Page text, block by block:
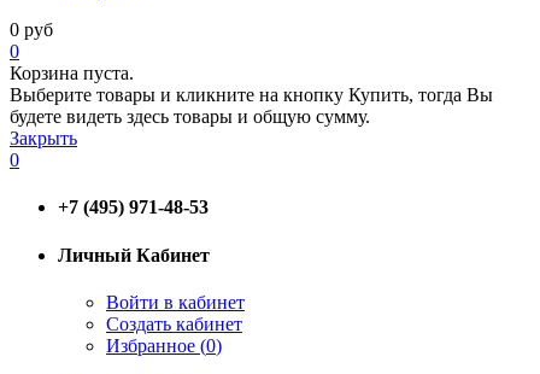
0 руб
0
Корзина пуста.
Выберите товары и кликните на кнопку Купить, тогда Вы
будете видеть здесь товары и общую сумму.
Закрыть
0
+7 (495) 971-48-53
Личный Кабинет
Войти в кабинет
Создать кабинет
Избранное (0)